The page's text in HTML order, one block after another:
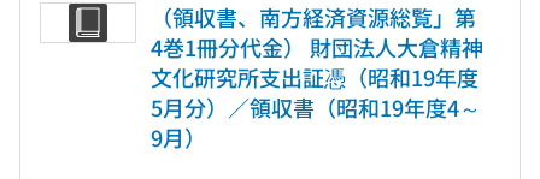
（領収書、南方経済資源総覧」第
4巻1冊分代金） 財団法人大倉精神
文化研究所支出証憑（昭和19年度
5月分）／領収書（昭和19年度4～
9月）